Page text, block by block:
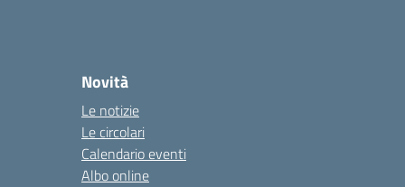
Novità
Le notizie
Le circolari
Calendario eventi
Albo online